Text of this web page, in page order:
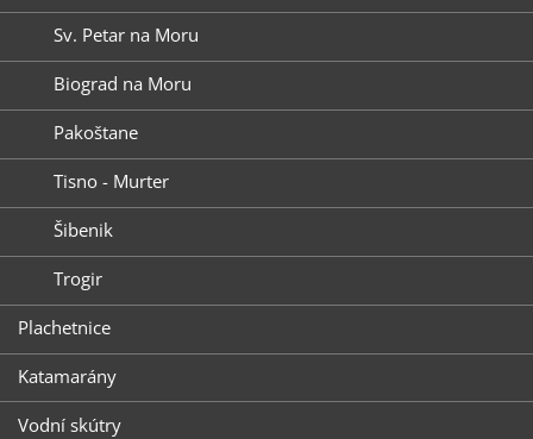
Sv. Petar na Moru
Biograd na Moru
Pakoštane
Tisno - Murter
Šibenik
Trogir
Plachetnice
Katamarány
Vodní skútry